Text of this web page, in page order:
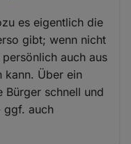
es eigentlich die
gibt; wenn nicht
auch aus
kann. Über ein
Bürger schnell und
ggf. auch